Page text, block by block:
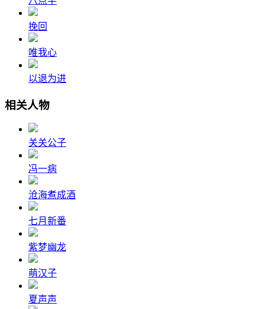
挽回
唯我心
以退为进
相关人物
关关公子
冯一病
沧海煮成酒
七月新番
紫梦幽龙
萌汉子
夏声声